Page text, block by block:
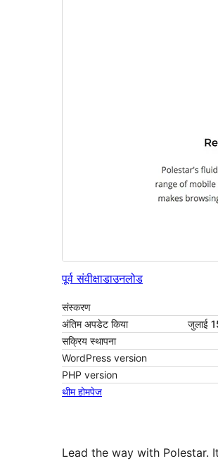
पूर्व संवीक्षाडाउनलोड
संस्करण
अंतिम अपडेट किया
जुलाई
सक्रिय स्थापना
WordPress version
PHP version
थीम होमपेज
Lead the way with Polestar.